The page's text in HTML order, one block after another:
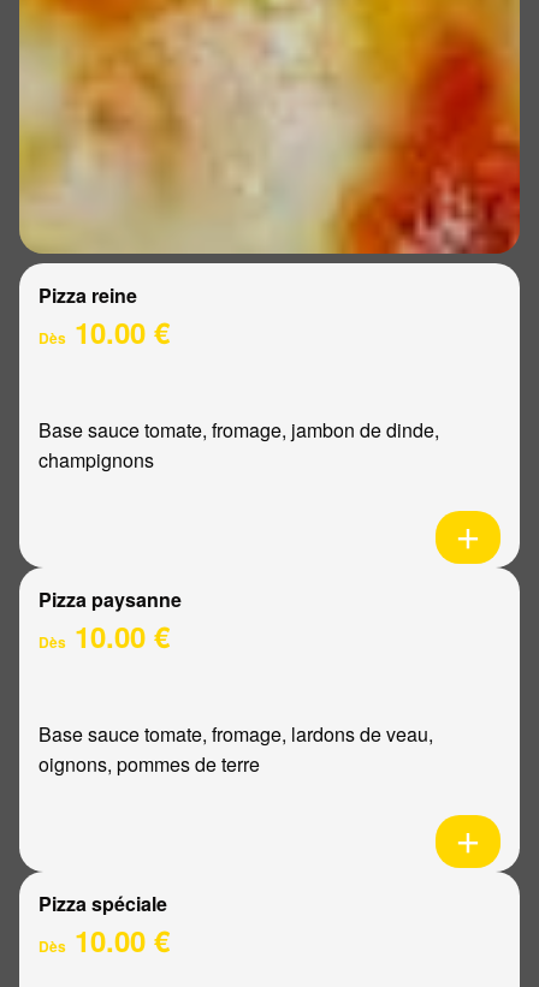
Pizza reine
Dès 10.00 €
Base sauce tomate, fromage, jambon de dinde,
champignons
Pizza paysanne
Dès 10.00 €
Base sauce tomate, fromage, lardons de veau,
oignons, pommes de terre
Pizza spéciale
Dès 10.00 €